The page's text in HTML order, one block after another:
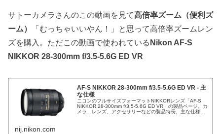
サトーカメラさんのこの動画を見て高倍率ズーム（便利ズ
ーム）
「むっちゃいいやん！」と思って高倍率ズームレン
ズを購入。ただこの動画で使われている Nikon AF-S
NIKKOR 28-300mm f/3.5-5.6G ED VR
AF-S NIKKOR 28-300mm f/3.5-5.6G ED VR - 主
な仕様
ニコンのフルサイズフォーマットNIKKORレンズ「AF-S
NIKKOR 28-300mm f/3.5-5.6G ED VR」の製品ページ。カ
メラ、レンズ、アクセサリーなどの製品特長、主な仕様、
nij.nikon.com